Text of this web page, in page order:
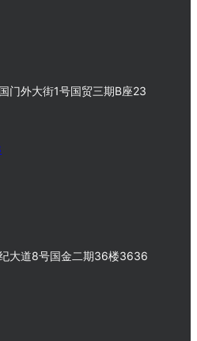
门外大街1号国贸三期B座23
大道8号国金二期36楼3636